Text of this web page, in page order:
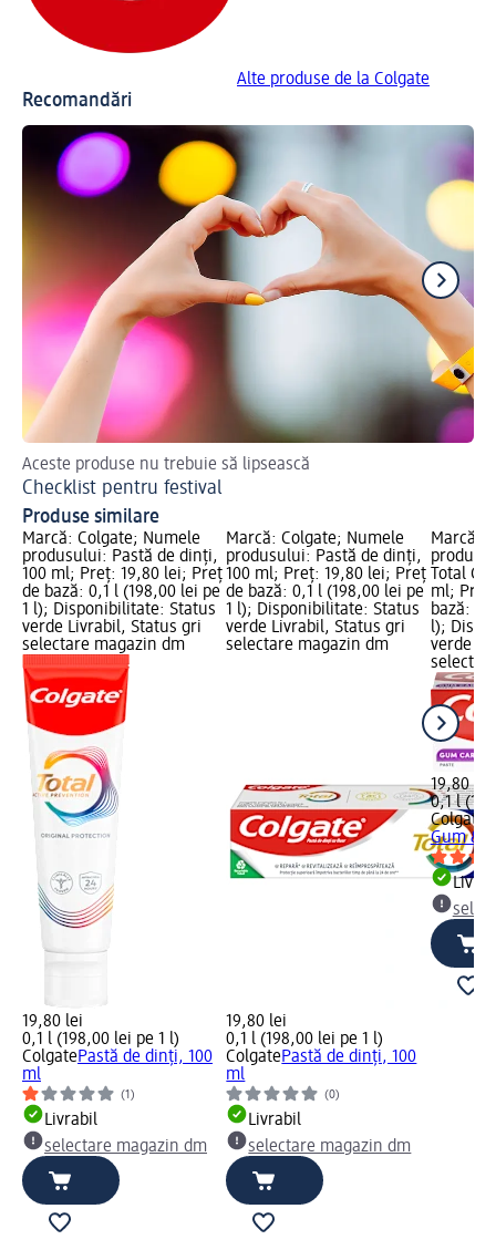
Alte produse de la Colgate
Recomandări
Aceste produse nu trebuie să lipsească
Checklist pentru festival
Produse similare
Marcă: Colgate; Numele
produsului: Pastă de dinți,
100 ml; Preț: 19,80 lei; Preț
de bază: 0,1 l (198,00 lei pe
1 l); Disponibilitate: Status
verde Livrabil, Status gri
selectare magazin dm
19,80 lei
0,1 l (198,00 lei pe 1 l)
ColgatePastă de dinți, 100
ml
(1)
Livrabil
selectare magazin dm
Marcă: Colgate; Numele
produsului: Pastă de dinți,
100 ml; Preț: 19,80 lei; Preț
de bază: 0,1 l (198,00 lei pe
1 l); Disponibilitate: Status
verde Livrabil, Status gri
selectare magazin dm
19,80 lei
0,1 l (198,00 lei pe 1 l)
ColgatePastă de dinți, 100
ml
(0)
Livrabil
selectare magazin dm
Marcă:
Total
ml;
bază:
l);
verde
19,80 lei
0,1 l
Colgate
Gum &